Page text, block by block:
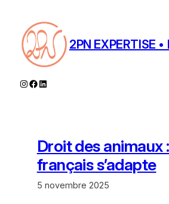
contenu
2PN EXPERTISE •
Instagram
Facebook
LinkedIn
Droit des animaux
français s’adapte
5 novembre 2025